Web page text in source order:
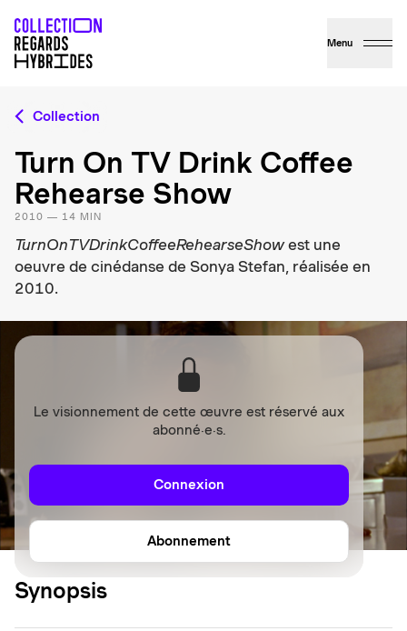
Menu
Collection
Turn On TV Drink Coffee
Rehearse Show
2010 — 14 MIN
TurnOnTVDrinkCoffeeRehearseShowest une
oeuvre de cinédanse de Sonya Stefan, réalisée en
2010.
Le visionnement de cette œuvre est réservé aux
abonné·e·s.
Connexion
Abonnement
Synopsis